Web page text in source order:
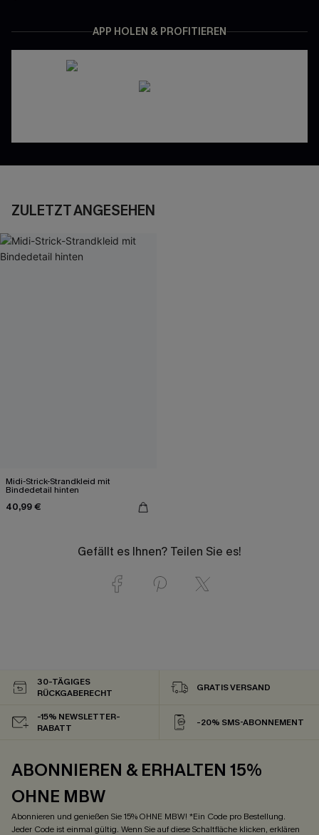
APP HOLEN & PROFITIEREN
ZULETZT ANGESEHEN
Midi-Strick-Strandkleid mit
Bindedetail hinten
40,99 €
Gefällt es Ihnen? Teilen Sie es!
30-TÄGIGES
RÜCKGABERECHT
GRATIS VERSAND
-15% NEWSLETTER-
RABATT
-20% SMS-ABONNEMENT
ABONNIEREN & ERHALTEN 15%
OHNE MBW
Abonnieren und genießen Sie 15% OHNE MBW! *Ein Code pro Bestellung.
Jeder Code ist einmal gültig. Wenn Sie auf diese Schaltfläche klicken, erklären